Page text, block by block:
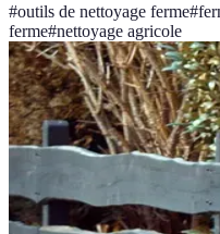
#outils de nettoyage ferme#
ferme#nettoyage agricole